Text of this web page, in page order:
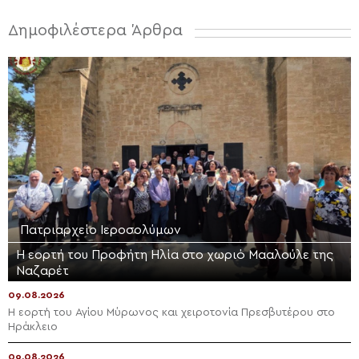
Δημοφιλέστερα Άρθρα
Πατριαρχείο Ιεροσολύμων
Η εορτή του Προφήτη Ηλία στο χωριό Μααλούλε της
Ναζαρέτ
09.08.2026
Η εορτή του Αγίου Μύρωνος και χειροτονία Πρεσβυτέρου στο
Ηράκλειο
09.08.2026